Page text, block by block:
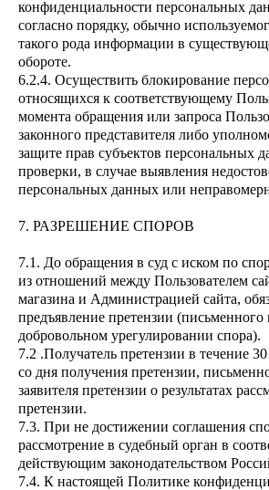
конфиденциальности персональных
согласно порядку, обычно
такого рода информации в
обороте.
6.2.4. Осуществить блокирование
относящихся к соответствующему
момента обращения или запроса
законного представителя либо
защите прав субъектов персональных
проверки, в случае выявления
персональных данных или
7. РАЗРЕШЕНИЕ СПОРОВ
7.1. До обращения в суд с иском по
из отношений между Пользователем
магазина и Администрацией сайта,
предъявление претензии
добровольном урегулировании спора).
7.2 .Получатель претензии в течение
со дня получения претензии,
заявителя претензии о результатах
претензии.
7.3. При не достижении соглашения
рассмотрение в судебный орган в
действующим законодательством
7.4. К настоящей Политике